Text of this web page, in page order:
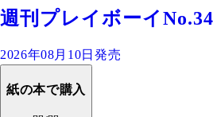
週刊プレイボーイ
2026年08月10日発売
紙の本で購入